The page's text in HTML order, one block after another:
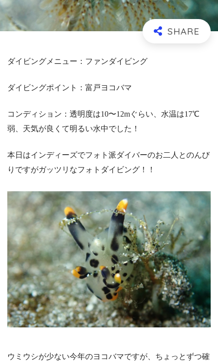
ダイビングメニュー：ファンダイビング
ダイビングポイント：富戸ヨコバマ
コンディション：透明度は10〜12mぐらい、水温は17℃
弱、天気が良くて明るい水中でした！
本日はインディーズでフォト派ダイバーのお二人とのんび
りですがガッツリなフォトダイビング！！
ウミウシが少ない今年のヨコバマですが、ちょっとずつ確